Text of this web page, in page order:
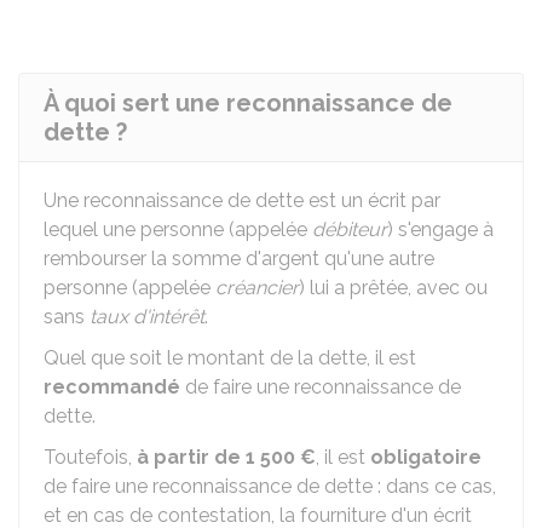
À quoi sert une reconnaissance de
dette ?
Une reconnaissance de dette est un écrit par
lequel une personne (appelée débiteur) s'engage à
rembourser la somme d'argent qu'une autre
personne (appelée créancier) lui a prêtée, avec ou
sans taux d'intérêt.
Quel que soit le montant de la dette, il est
recommandé de faire une reconnaissance de
dette.
Toutefois, à partir de 1 500 €, il est obligatoire
de faire une reconnaissance de dette : dans ce cas,
et en cas de contestation, la fourniture d'un écrit